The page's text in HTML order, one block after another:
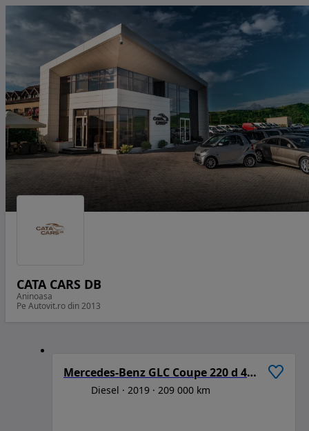
CATA CARS DB
Aninoasa
Pe Autovit.ro din 2013
Mercedes-Benz GLC Coupe 220 d 4Matic 9G-TRONIC AMG Line
Diesel 2019 209 000 km